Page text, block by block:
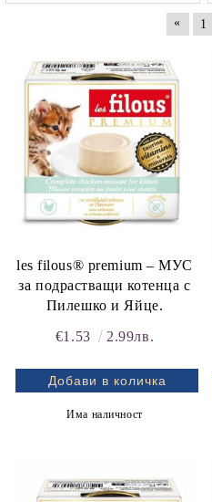
Flatazor,
« 1
les filous® premium – МУС
за подрастващи котенца с
Пилешко и Яйце.
€1.53 2.99лв.
Има наличност